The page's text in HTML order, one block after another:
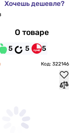
Хочешь дешевле?
О товаре
5 5 5
Код: 322146